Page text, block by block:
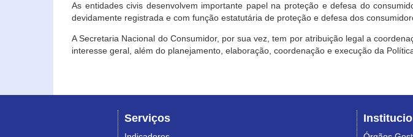
As entidades civis desenvolvem importante papel na proteção e defesa do
devidamente registrada e com função estatutária de proteção e defesa dos
A Secretaria Nacional do Consumidor, por sua vez, tem por atribuição legal a
interesse geral, além do planejamento, elaboração, coordenação e execução da
Serviços